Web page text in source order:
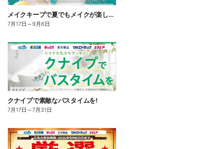
メイクキープで夏でもメイクが楽しくなる!
7月17日 ～9月6日
クナイプで素敵なバスタイムを!
7月17日 ～7月31日